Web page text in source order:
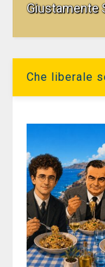
Giustamente
Che liberale